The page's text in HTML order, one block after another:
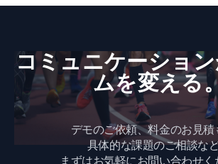
コミュニケーショ
ムを​変える
デモのご依頼、料金のお見積
具体的な課題のご相談な
まずはお気軽にお問い合わせく